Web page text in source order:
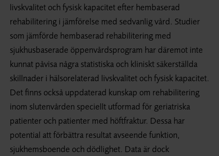
livskvalitet och fysisk kapacitet efter hembaserad
rehabilitering i jämförelse med sedvanlig vård. Studier
som jämförde hembaserad rehabilitering med
sjukhusbaserade öppenvårdsprogram har däremot inte
kunnat påvisa några statistiska och kliniskt säkerställda
skillnader i hälsorelaterad livskvalitet och fysisk kapacitet.
Det finns också uppdaterad kunskap om rehabilitering
inom slutenvården speciellt utformad för geriatriska
patienter och patienter med höftfraktur. Dessa har
potential att förbättra resultat avseende funktion,
sjukhemsboende och dödlighet. Data är dock